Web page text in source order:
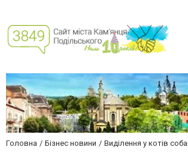
Головна Бізнес новини Виділення у котів